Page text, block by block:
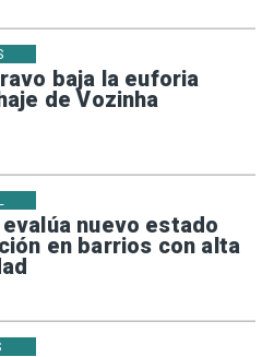
baja la euforia
de Vozinha
nuevo estado
en barrios con alta